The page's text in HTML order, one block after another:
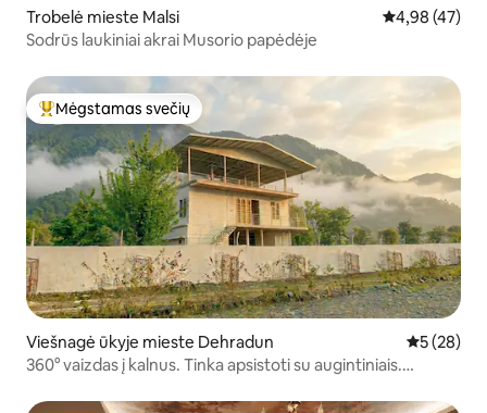
Trobelė mieste Malsi Vidutinis
4,98 (47)
Sodrūs laukiniai akrai Musorio papėdėje
Svečių mėgstamiausias
Mėgstamas svečių
Viešnagė ūkyje mieste Dehradun Vidutinis
5 (28)
360° vaizdas į kalnus. Tinka apsistoti su augintiniais.